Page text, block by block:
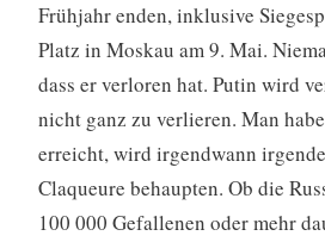
Frühjahr enden, inklusive
Platz in Moskau am 9. Mai.
dass er verloren hat. Putin wird
nicht ganz zu verlieren. Man
erreicht, wird irgendwann
Claqueure behaupten. Ob die
100 000 Gefallenen oder mehr